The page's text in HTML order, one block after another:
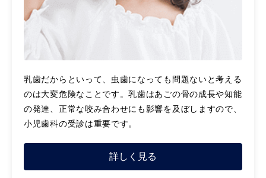
乳歯だからといって、虫歯になっても問題ないと考える
のは大変危険なことです。乳歯はあごの骨の成長や知能
の発達、正常な咬み合わせにも影響を及ぼしますので、
小児歯科の受診は重要です。
詳しく見る